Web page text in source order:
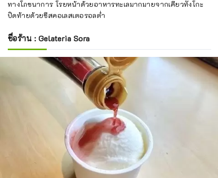
ทางโภชนาการ โรยหน้าด้วยอาหารทะเลมากมายจากเคียวทังโกะ
ปิดท้ายด้วยชีสคอเลสเตอรอลต่ำ
ชื่อร้าน : Gelateria Sora